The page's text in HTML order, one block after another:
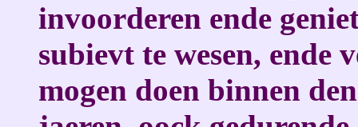
invoorderen ende
subievt te wesen, ende
mogen doen binnen